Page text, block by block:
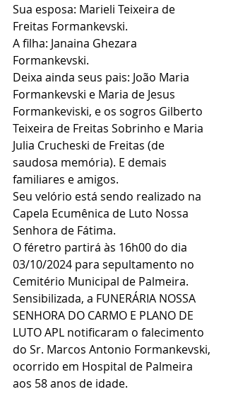
Sua esposa: Marieli Teixeira de
Freitas Formankevski.
A filha: Janaina Ghezara
Formankevski.
Deixa ainda seus pais: João Maria
Formankevski e Maria de Jesus
Formankeviski, e os sogros Gilberto
Teixeira de Freitas Sobrinho e Maria
Julia Crucheski de Freitas (de
saudosa memória). E demais
familiares e amigos.
Seu velório está sendo realizado na
Capela Ecumênica de Luto Nossa
Senhora de Fátima.
O féretro partirá às 16h00 do dia
03/10/2024 para sepultamento no
Cemitério Municipal de Palmeira.
Sensibilizada, a FUNERÁRIA NOSSA
SENHORA DO CARMO E PLANO DE
LUTO APL notificaram o falecimento
do Sr. Marcos Antonio Formankevski,
ocorrido em Hospital de Palmeira
aos 58 anos de idade.